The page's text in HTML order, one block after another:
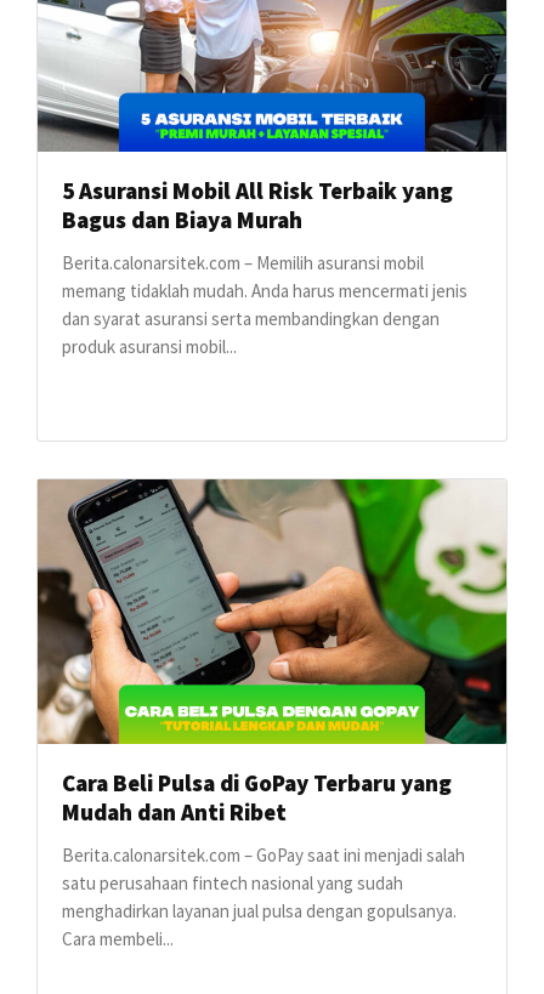
5 Asuransi Mobil All Risk Terbaik yang
Bagus dan Biaya Murah
Berita.calonarsitek.com – Memilih asuransi mobil
memang tidaklah mudah. Anda harus mencermati jenis
dan syarat asuransi serta membandingkan dengan
produk asuransi mobil...
Cara Beli Pulsa di GoPay Terbaru yang
Mudah dan Anti Ribet
Berita.calonarsitek.com – GoPay saat ini menjadi salah
satu perusahaan fintech nasional yang sudah
menghadirkan layanan jual pulsa dengan gopulsanya.
Cara membeli...